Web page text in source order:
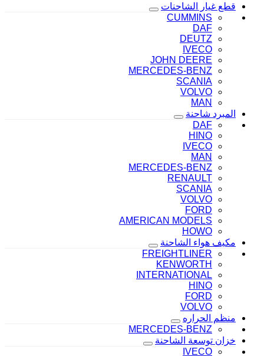
قطع غيار الشاحنات
CUMMINS
DAF
DEUTZ
IVECO
JOHN DEERE
MERCEDES-BENZ
SCANIA
VOLVO
MAN
المبرد شاحنة
DAF
HINO
IVECO
MAN
MERCEDES-BENZ
RENAULT
SCANIA
VOLVO
FORD
AMERICAN MODELS
HOWO
مكيف هواء الشاحنة
FREIGHTLINER
KENWORTH
INTERNATIONAL
HINO
FORD
VOLVO
منظم الحراره
MERCEDES-BENZ
خزان توسعة الشاحنة
IVECO